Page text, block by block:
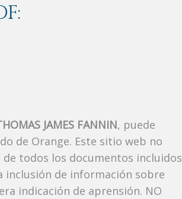
JAMES FANNIN, puede
de Orange. Este sitio web no
todos los documentos incluidos
inclusión de información sobre
indicación de aprensión. NO